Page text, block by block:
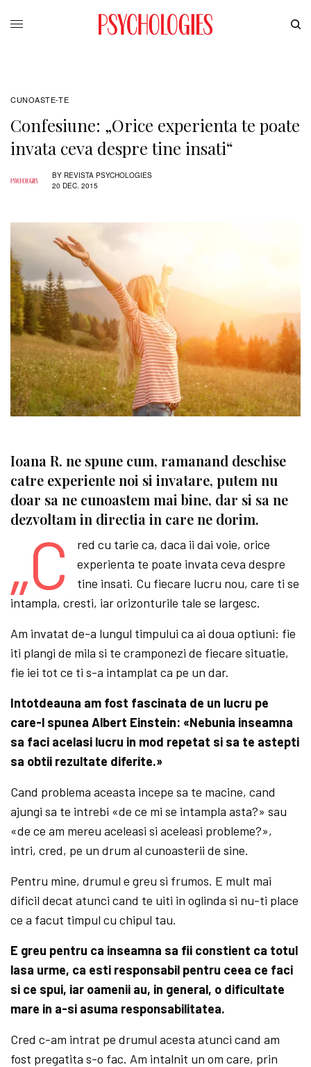
CUNOASTE-TE
Confesiune: „Orice experienta te poate
invata ceva despre tine insati“
BY REVISTA PSYCHOLOGIES
20 DEC. 2015
Ioana R. ne spune cum, ramanand deschise
catre experiente noi si invatare, putem nu
doar sa ne cunoastem mai bine, dar si sa ne
dezvoltam in directia in care ne dorim.
„C
red cu tarie ca, daca ii dai voie, orice
experienta te poate invata ceva despre
tine insati. Cu fiecare lucru nou, care ti se
intampla, cresti, iar orizonturile tale se largesc.
Am invatat de-a lungul timpului ca ai doua optiuni: fie
iti plangi de mila si te cramponezi de fiecare situatie,
fie iei tot ce ti s-a intamplat ca pe un dar.
Intotdeauna am fost fascinata de un lucru pe
care-l spunea Albert Einstein: «Nebunia inseamna
sa faci acelasi lucru in mod repetat si sa te astepti
sa obtii rezultate diferite.»
Cand problema aceasta incepe sa te macine, cand
ajungi sa te intrebi «de ce mi se intampla asta?» sau
«de ce am mereu aceleasi si aceleasi probleme?»,
intri, cred, pe un drum al cunoasterii de sine.
Pentru mine, drumul e greu si frumos. E mult mai
dificil decat atunci cand te uiti in oglinda si nu-ti place
ce a facut timpul cu chipul tau.
E greu pentru ca inseamna sa fii constient ca totul
lasa urme, ca esti responsabil pentru ceea ce faci
si ce spui, iar oamenii au, in general, o dificultate
mare in a-si asuma responsabilitatea.
Cred c-am intrat pe drumul acesta atunci cand am
fost pregatita s-o fac. Am intalnit un om care, prin